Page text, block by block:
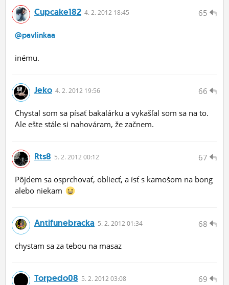
65
Cupcake182 4. 2. 2012 18:45
@pavlinkaa
inému.
66
Jeko 4. 2. 2012 19:56
Chystal som sa písať bakalárku a vykašľal som sa na to.
Ale ešte stále si nahováram, že začnem.
67
Rts8 5. 2. 2012 00:12
Pôjdem sa osprchovať, obliecť, a ísť s kamošom na bong
alebo niekam
68
Antifunebracka 5. 2. 2012 01:34
chystam sa za tebou na masaz
69
Torpedo08 5. 2. 2012 03:08